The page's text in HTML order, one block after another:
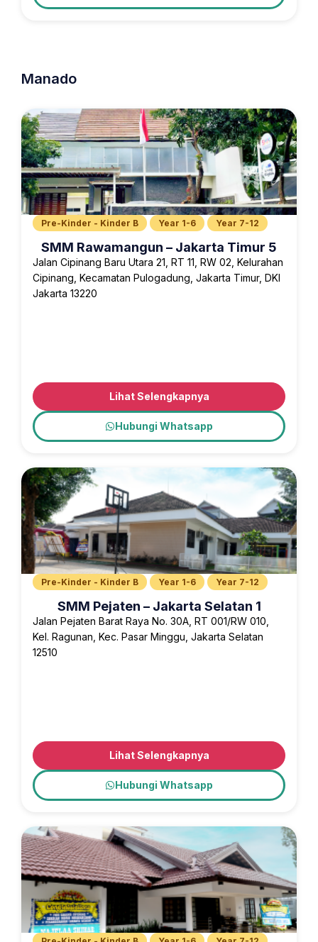
Manado
Pre-Kinder - Kinder B Year 1-6 Year 7-12
SMM Rawamangun – Jakarta Timur 5
Jalan Cipinang Baru Utara 21, RT 11, RW 02, Kelurahan
Cipinang, Kecamatan Pulogadung, Jakarta Timur, DKI
Jakarta 13220
Lihat Selengkapnya
Hubungi Whatsapp
Pre-Kinder - Kinder B Year 1-6 Year 7-12
SMM Pejaten – Jakarta Selatan 1
Jalan Pejaten Barat Raya No. 30A, RT 001/RW 010,
Kel. Ragunan, Kec. Pasar Minggu, Jakarta Selatan
12510
Lihat Selengkapnya
Hubungi Whatsapp